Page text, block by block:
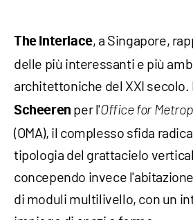
The Interlace, a Singapore,
delle più interessanti e più
architettoniche del XXI
Scheeren per l'Office for
(OMA), il complesso sfida
tipologia del grattacielo
concependo invece
di moduli multilivello, con un